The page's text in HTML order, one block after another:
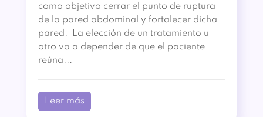
como objetivo cerrar el punto de ruptura
de la pared abdominal y fortalecer dicha
pared. La elección de un tratamiento u
otro va a depender de que el paciente
reúna...
Leer más